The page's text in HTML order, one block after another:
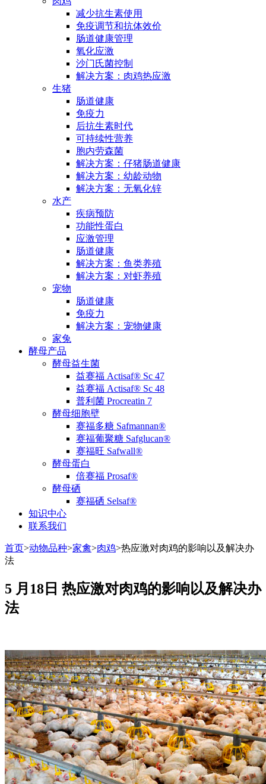
减少抗生素使用
免疫调节和抗体效价
肠道健康管理
氧化应激
沙门氏菌控制
解决方案：肉鸡热应激
生猪
肠道健康
免疫力
后抗生素时代
可持续性营养
胞内劳森菌
解决方案：仔猪肠道健康
解决方案：幼龄动物
解决方案：无氧化锌
水产
疾病预防
功能性蛋白
应激管理
肠道健康
解决方案：鱼类养殖
解决方案：对虾养殖
宠物
肠道健康
免疫力
解决方案：宠物健康
家兔
酵母产品
酵母益生菌
益赛福 Actisaf® Sc 47
益赛福 Actisaf® Sc 48
普利菌 Procreatin 7
酵母细胞壁
赛福多糖 Safmannan®
赛福葡聚糖 Safglucan®
赛福旺 Safwall®
酵母蛋白
倍赛福 Prosaf®
酵母硒
赛福硒 Selsaf®
知识中心
联系我们
首页>动物品种>家禽>肉鸡>热应激对肉鸡的影响以及解决办
法
5 月18日 热应激对肉鸡的影响以及解决办
法